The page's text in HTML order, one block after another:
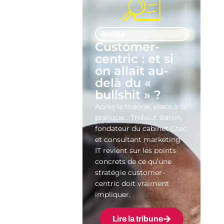
Customer-
centric : et si
on allait au-
delà du «
bullshit » ?
Après la théorie, place à la
pratique… Thibaut Baron,
fondateur du cabinet Gtec
et consultant marketing
IT revient sur les points
concrets de ce qu’une
stratégie customer-
centric doit vraiment
impliquer.
Lire la tribune